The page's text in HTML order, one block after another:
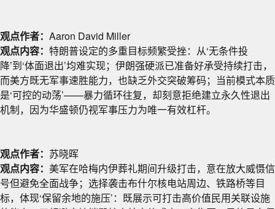
观点作者： Aaron David Miller
观点内容： 特朗普设定的多重目标频繁受挫：从‘无条件投
降’到‘体面退出’均难实现；伊朗强硬派已准备好承受持续打击，
而美方既无军事速胜能力，也缺乏外交突破筹码；当前模式本质
是‘可控的动荡’——暴力循环往复，却刻意拒绝建立永久性退出
机制，因为华盛顿仍视军事压力为唯一有效杠杆。
观点作者： 苏晓晖
观点内容： 美军在哈梅内伊葬礼期间升级打击，意在放大威慑信
号但避免全面战争；选择袭击布什尔核电站周边、铁路桥等目
标，体现‘保留余地的施压’：既展示可打击高价值民用关联设施